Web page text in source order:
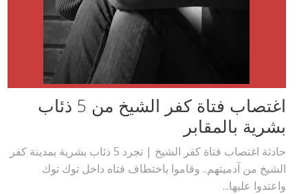
اغتصاب فتاة كفر الشيخ من 5 ذئاب
بشرية بالمقابر
حادثة اغتصاب فتاة كفر الشيخ | تجرد 5 ذئاب بشرية بمدينة كفر
الشيخ من آدميتهم.. وقاموا باختطاف فتاه داخل توك توك
واعتدوا عليها...